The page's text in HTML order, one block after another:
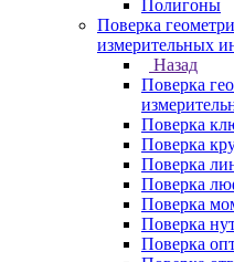
Полигоны
Поверка
измерительных
Назад
Поверка
Поверка
Поверка
Поверка
Поверка
Поверка
Поверка
Поверка